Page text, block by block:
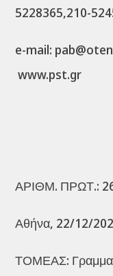
5228365,210-
e-mail:
www.pst.gr
ΑΡΙΘΜ. ΠΡΩΤ.:
Αθήνα, 22/12/
ΤΟΜΕΑΣ: